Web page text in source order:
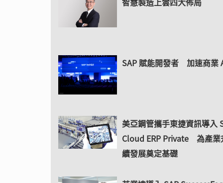
SAP 賦能開發者 加速商業
美亞鋼管攜手東捷資訊導入
Cloud ERP Private 為產業
續發展奠定基礎